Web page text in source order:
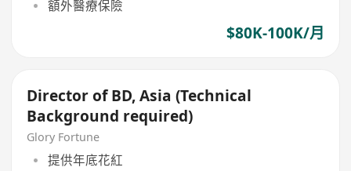
額外醫療保險
$80K-100K/月
Director of BD, Asia (Technical
Background required)
Glory Fortune
提供年底花紅